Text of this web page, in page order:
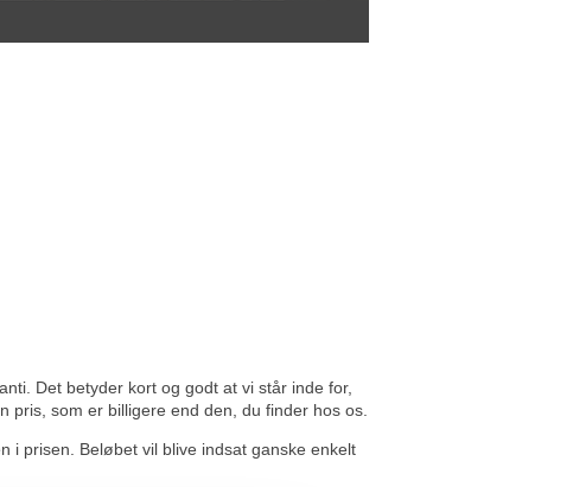
Det betyder kort og godt at vi står inde for,
som er billigere end den, du finder hos os.
i prisen. Beløbet vil blive indsat ganske enkelt